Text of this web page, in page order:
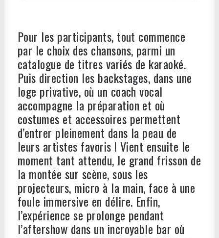
Pour les participants, tout commence
par le choix des chansons, parmi un
catalogue de titres variés de karaoké.
Puis direction les backstages, dans une
loge privative, où un coach vocal
accompagne la préparation et où
costumes et accessoires permettent
d’entrer pleinement dans la peau de
leurs artistes favoris ! Vient ensuite le
moment tant attendu, le grand frisson de
la montée sur scène, sous les
projecteurs, micro à la main, face à une
foule immersive en délire. Enfin,
l’expérience se prolonge pendant
l’aftershow dans un incroyable bar où